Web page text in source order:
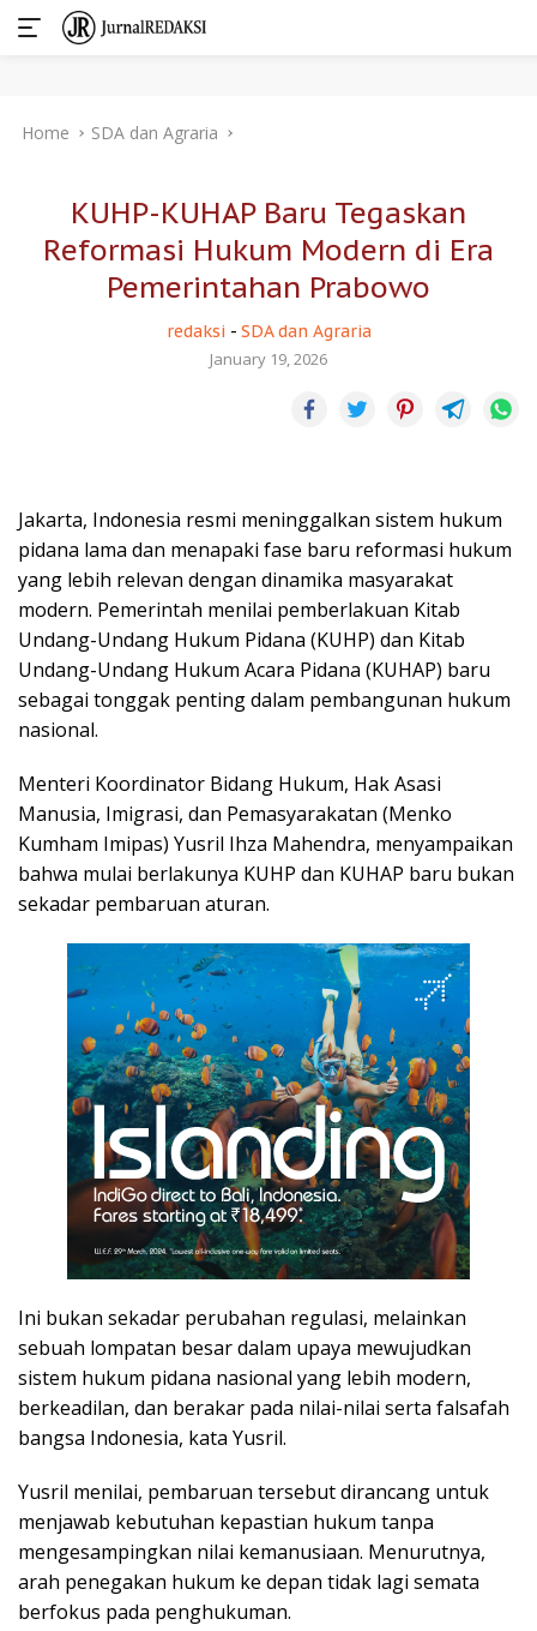
Home SDA dan Agraria
KUHP-KUHAP Baru Tegaskan
Reformasi Hukum Modern di Era
Pemerintahan Prabowo
redaksi - SDA dan Agraria
January 19, 2026
Jakarta, Indonesia resmi meninggalkan sistem hukum
pidana lama dan menapaki fase baru reformasi hukum
yang lebih relevan dengan dinamika masyarakat
modern. Pemerintah menilai pemberlakuan Kitab
Undang-Undang Hukum Pidana (KUHP) dan Kitab
Undang-Undang Hukum Acara Pidana (KUHAP) baru
sebagai tonggak penting dalam pembangunan hukum
nasional.
Menteri Koordinator Bidang Hukum, Hak Asasi
Manusia, Imigrasi, dan Pemasyarakatan (Menko
Kumham Imipas) Yusril Ihza Mahendra, menyampaikan
bahwa mulai berlakunya KUHP dan KUHAP baru bukan
sekadar pembaruan aturan.
Ini bukan sekadar perubahan regulasi, melainkan
sebuah lompatan besar dalam upaya mewujudkan
sistem hukum pidana nasional yang lebih modern,
berkeadilan, dan berakar pada nilai-nilai serta falsafah
bangsa Indonesia, kata Yusril.
Yusril menilai, pembaruan tersebut dirancang untuk
menjawab kebutuhan kepastian hukum tanpa
mengesampingkan nilai kemanusiaan. Menurutnya,
arah penegakan hukum ke depan tidak lagi semata
berfokus pada penghukuman.